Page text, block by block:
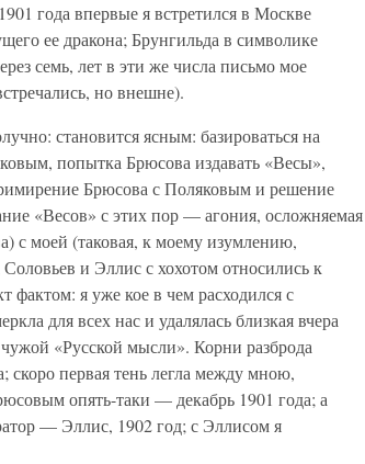
года впервые я встретился в Москве
ее дракона; Брунгильда в символике
семь, лет в эти же числа письмо мое
но внешне).
становится ясным: базироваться на
попытка Брюсова издавать «Весы»,
Брюсова с Поляковым и решение
«Весов» с этих пор — агония, осложняемая
с моей (таковая, к моему изумлению,
и Эллис с хохотом относились к
фактом: я уже кое в чем расходился с
для всех нас и удалялась близкая вчера
«Русской мысли». Корни разброда
первая тень легла между мною,
опять-таки — декабрь 1901 года; а
— Эллис, 1902 год; с Эллисом я